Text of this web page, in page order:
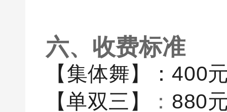
六、收费标准
【集体舞】 ： 400
【单双三】
： 880